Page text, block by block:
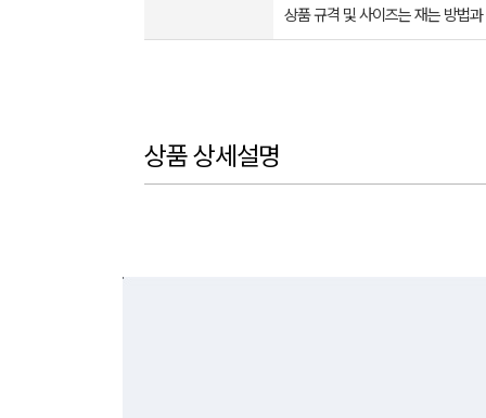
상품 규격 및 사이즈는 재는 방법
상품 상세설명